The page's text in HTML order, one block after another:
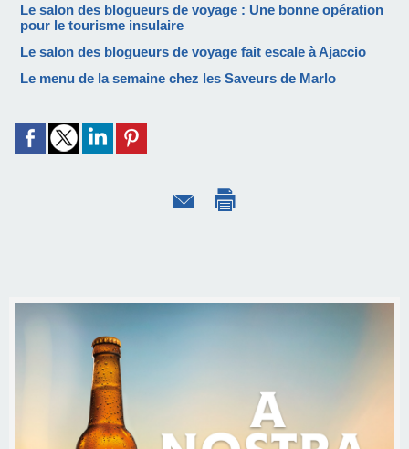
Le salon des blogueurs de voyage : Une bonne opération
pour le tourisme insulaire
Le salon des blogueurs de voyage fait escale à Ajaccio
Le menu de la semaine chez les Saveurs de Marlo